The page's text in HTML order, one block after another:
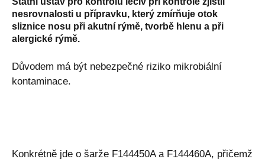
nesrovnalosti u přípravku, který zmírňuje otok
sliznice nosu při akutní rýmě, tvorbě hlenu a při
alergické rýmě.
Důvodem má být nebezpečné riziko mikrobiální
kontaminace.
Konkrétně jde o šarže F144450A a F144460A, přičemž